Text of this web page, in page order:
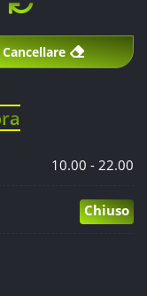
Cancellare
10.00 - 22.00
Chiuso